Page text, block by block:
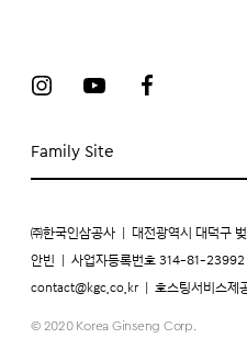
Family Site
㈜한국인삼공사 대전광역시 대덕구
안빈 사업자등록번호 314-81-23992
contact@kgc.co.kr 호스팅서비스제
© 2020 Korea Ginseng Corp.